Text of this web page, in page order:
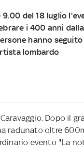
9.00 del 18 luglio
i 400 anni
hanno
lombardo
Dopo il
radunato oltre
evento "La